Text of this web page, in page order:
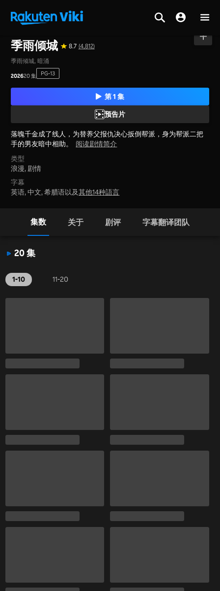
季雨倾城 8.7 (4,812)
季雨倾城, 暗涌
202620 集 PG-13
第 1 集
预告片
落魄千金成了线人，为替养父报仇决心扳倒帮派，身为帮派二把
手的男友暗中相助。
阅读剧情简介
类型
浪漫, 剧情
字幕
英语, 中文, 希腊语以及其他14种語言
集数 关于 剧评 字幕翻译团队
20 集
1-10 11-20